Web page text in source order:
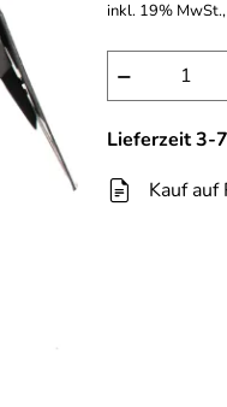
inkl. 19%
−
Lieferzeit 3-
Kauf auf